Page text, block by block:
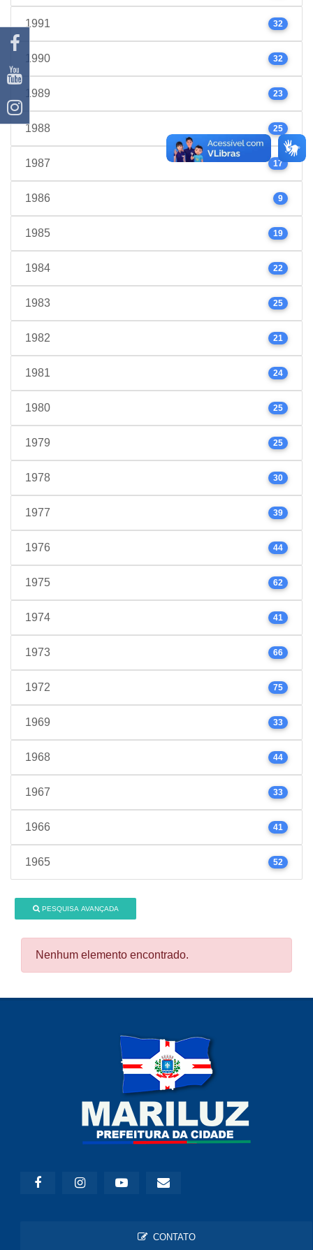
1991 32
1990 32
1989 23
1988 25
1987 17
1986 9
1985 19
1984 22
1983 25
1982 21
1981 24
1980 25
1979 25
1978 30
1977 39
1976 44
1975 62
1974 41
1973 66
1972 75
1969 33
1968 44
1967 33
1966 41
1965 52
PESQUISA AVANÇADA
Nenhum elemento encontrado.
CONTATO